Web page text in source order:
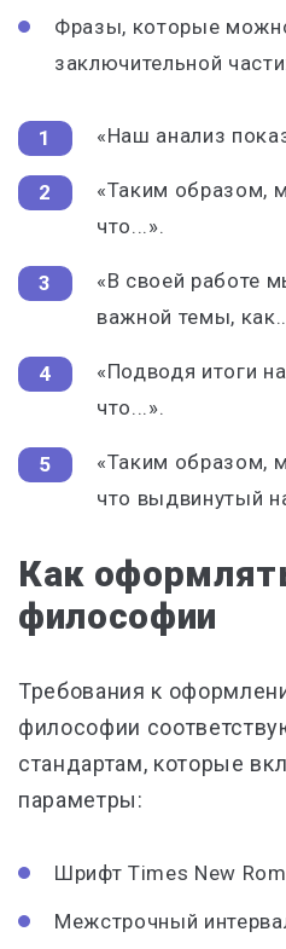
Фразы, которые
заключительной
«Наш анализ
«Таким образом,
что...».
«В своей работе
важной темы,
«Подводя итоги
что...».
«Таким образом,
что выдвинутый
Как
философии
Требования к
философии
стандартам, которые
параметры:
Шрифт Times New
Межстрочный